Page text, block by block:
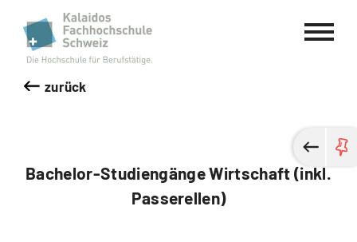
Kalaidos Fachhochschule Schweiz
zurück
Bachelor-Studiengänge Wirtschaft (inkl.
Passerellen)